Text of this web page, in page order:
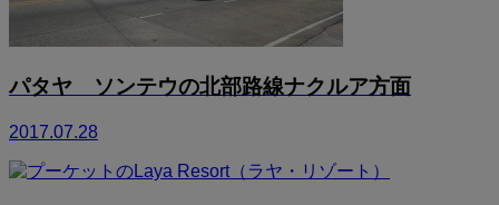
パタヤ ソンテウの北部路線ナクルア方面
2017.07.28